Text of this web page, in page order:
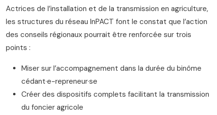
Actrices de l’installation et de la transmission en agriculture,
les structures du réseau InPACT font le constat que l’action
des conseils régionaux pourrait être renforcée sur trois
points :
Miser sur l’accompagnement dans la durée du binôme
cédant·e-repreneur·se
Créer des dispositifs complets facilitant la transmission
du foncier agricole